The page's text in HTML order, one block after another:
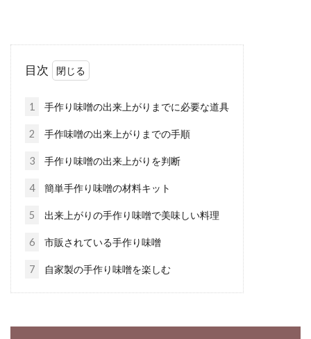
た理由は？味や栄養は？
毎日食べるお米、炊飯器で炊いた後に保温する
方は多いことでしょう。しかし、保温したお米
自家製味噌を作ってみよう。天地返
味噌汁・味噌炒め・味噌漬けなど、味噌はいろ
んな料理に使います。スーパーや専門店などで
も、た...
目次
1 手作り味噌の出来上がりまでに必要な道具
2 手作味噌の出来上がりまでの手順
3 手作り味噌の出来上がりを判断
4 簡単手作り味噌の材料キット
5 出来上がりの手作り味噌で美味しい料理
6 市販されている手作り味噌
7 自家製の手作り味噌を楽しむ